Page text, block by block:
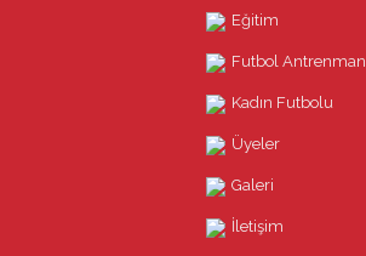
Eğitim
Futbol Antrenman
Kadın Futbolu
Üyeler
Galeri
İletişim